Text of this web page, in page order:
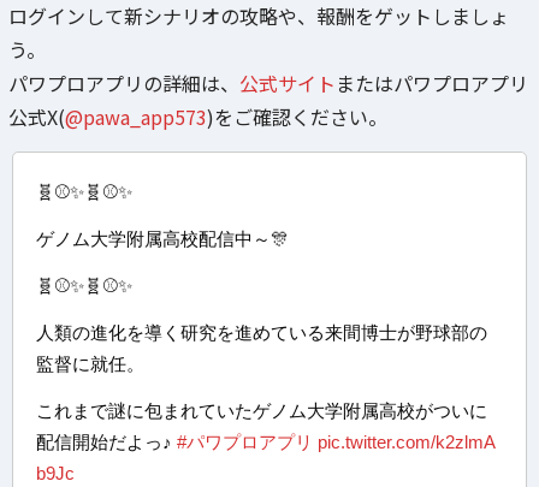
ログインして新シナリオの攻略や、報酬をゲットしましょ
う。
パワプロアプリの詳細は、 公式サイト またはパワプロアプリ
公式X(@pawa_app573)をご確認ください。
🧬⚾✨🧬⚾✨
ゲノム大学附属高校配信中～🎊
🧬⚾✨🧬⚾✨
人類の進化を導く研究を進めている来間博士が野球部の
監督に就任。
これまで謎に包まれていたゲノム大学附属高校がついに
配信開始だよっ♪ #パワプロアプリ pic.twitter.com/k2zlmA
b9Jc